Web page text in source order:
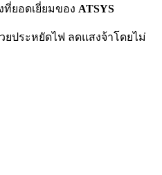
ยอดเยี่ยมของ ATSYS
ยประหยัดไฟ ลดแสงจ้าโดยไม่